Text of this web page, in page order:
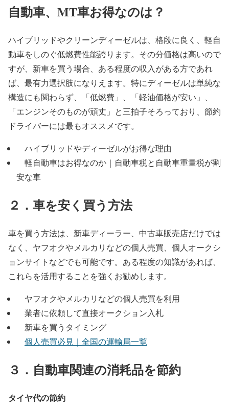
自動車、MT車お得なのは？
ハイブリッドやクリーンディーゼルは、格段に良く、軽自
動車をしのぐ低燃費性能誇ります。その分価格は高いので
すが、新車を買う場合、ある程度の収入がある方であれ
ば、最有力選択肢になりえます。特にディーゼルは単純な
構造にも関わらず、「低燃費」、「軽油価格が安い」、
「エンジンそのものが頑丈」と三拍子そろっており、節約
ドライバーには最もオススメです。
ハイブリッドやディーゼルがお得な理由
軽自動車はお得なのか｜自動車税と自動車重量税が割
安な車
２．車を安く買う方法
車を買う方法は、新車ディーラー、中古車販売店だけでは
なく、ヤフオクやメルカリなどの個人売買、個人オークシ
ョンサイトなどでも可能です。ある程度の知識があれば、
これらを活用することを強くお勧めします。
ヤフオクやメルカリなどの個人売買を利用
業者に依頼して直接オークション入札
新車を買うタイミング
個人売買必見｜全国の運輸局一覧
３．自動車関連の消耗品を節約
タイヤ代の節約